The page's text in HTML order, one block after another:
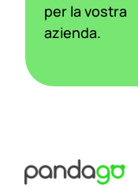
per la vostra
azienda.